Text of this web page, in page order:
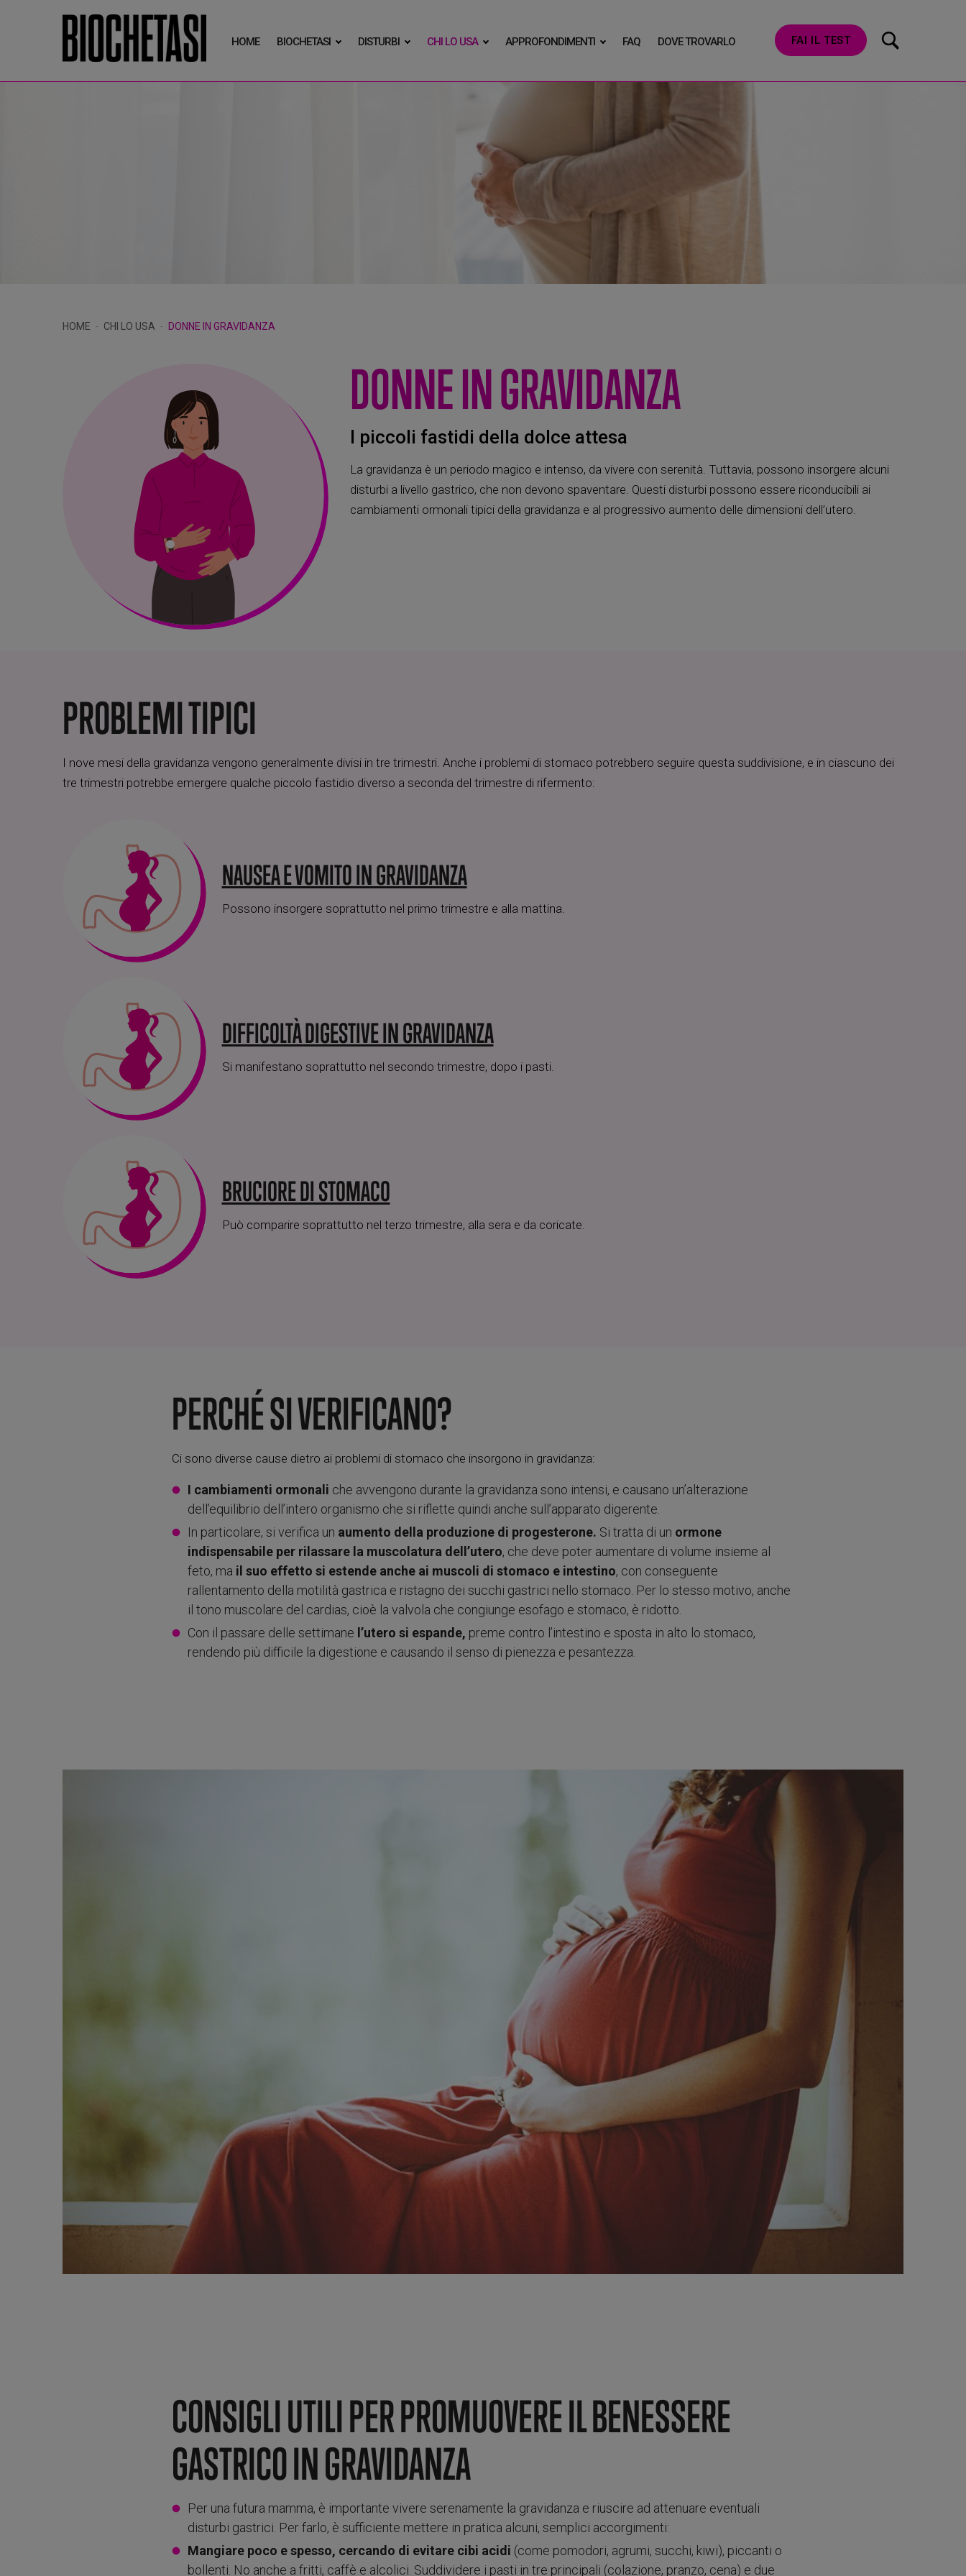
HOME BIOCHETASI DISTURBI CHI LO USA APPROFONDIMENTI FAQ DOVE TROVARLO FAI IL TEST
HOME CHI LO USA DONNE IN GRAVIDANZA
DONNE IN GRAVIDANZA
I piccoli fastidi della dolce attesa
La gravidanza è un periodo magico e intenso, da vivere con serenità. Tuttavia, possono insorgere alcuni
disturbi a livello gastrico, che non devono spaventare. Questi disturbi possono essere riconducibili ai
cambiamenti ormonali tipici della gravidanza e al progressivo aumento delle dimensioni dell’utero.
PROBLEMI TIPICI
I nove mesi della gravidanza vengono generalmente divisi in tre trimestri. Anche i problemi di stomaco potrebbero seguire questa suddivisione, e in ciascuno dei
tre trimestri potrebbe emergere qualche piccolo fastidio diverso a seconda del trimestre di rifermento:
NAUSEA E VOMITO IN GRAVIDANZA
Possono insorgere soprattutto nel primo trimestre e alla mattina.
DIFFICOLTÀ DIGESTIVE IN GRAVIDANZA
Si manifestano soprattutto nel secondo trimestre, dopo i pasti.
BRUCIORE DI STOMACO
Può comparire soprattutto nel terzo trimestre, alla sera e da coricate.
PERCHÉ SI VERIFICANO?
Ci sono diverse cause dietro ai problemi di stomaco che insorgono in gravidanza:
I cambiamenti ormonali che avvengono durante la gravidanza sono intensi, e causano un’alterazione
dell’equilibrio dell’intero organismo che si riflette quindi anche sull’apparato digerente.
In particolare, si verifica un aumento della produzione di progesterone. Si tratta di un ormone
indispensabile per rilassare la muscolatura dell’utero, che deve poter aumentare di volume insieme al
feto, ma il suo effetto si estende anche ai muscoli di stomaco e intestino, con conseguente
rallentamento della motilità gastrica e ristagno dei succhi gastrici nello stomaco. Per lo stesso motivo, anche
il tono muscolare del cardias, cioè la valvola che congiunge esofago e stomaco, è ridotto.
Con il passare delle settimane l’utero si espande, preme contro l’intestino e sposta in alto lo stomaco,
rendendo più difficile la digestione e causando il senso di pienezza e pesantezza.
CONSIGLI UTILI PER PROMUOVERE IL BENESSERE
GASTRICO IN GRAVIDANZA
Per una futura mamma, è importante vivere serenamente la gravidanza e riuscire ad attenuare eventuali
disturbi gastrici. Per farlo, è sufficiente mettere in pratica alcuni, semplici accorgimenti:
Mangiare poco e spesso, cercando di evitare cibi acidi (come pomodori, agrumi, succhi, kiwi), piccanti o
bollenti. No anche a fritti, caffè e alcolici. Suddividere i pasti in tre principali (colazione, pranzo, cena) e due